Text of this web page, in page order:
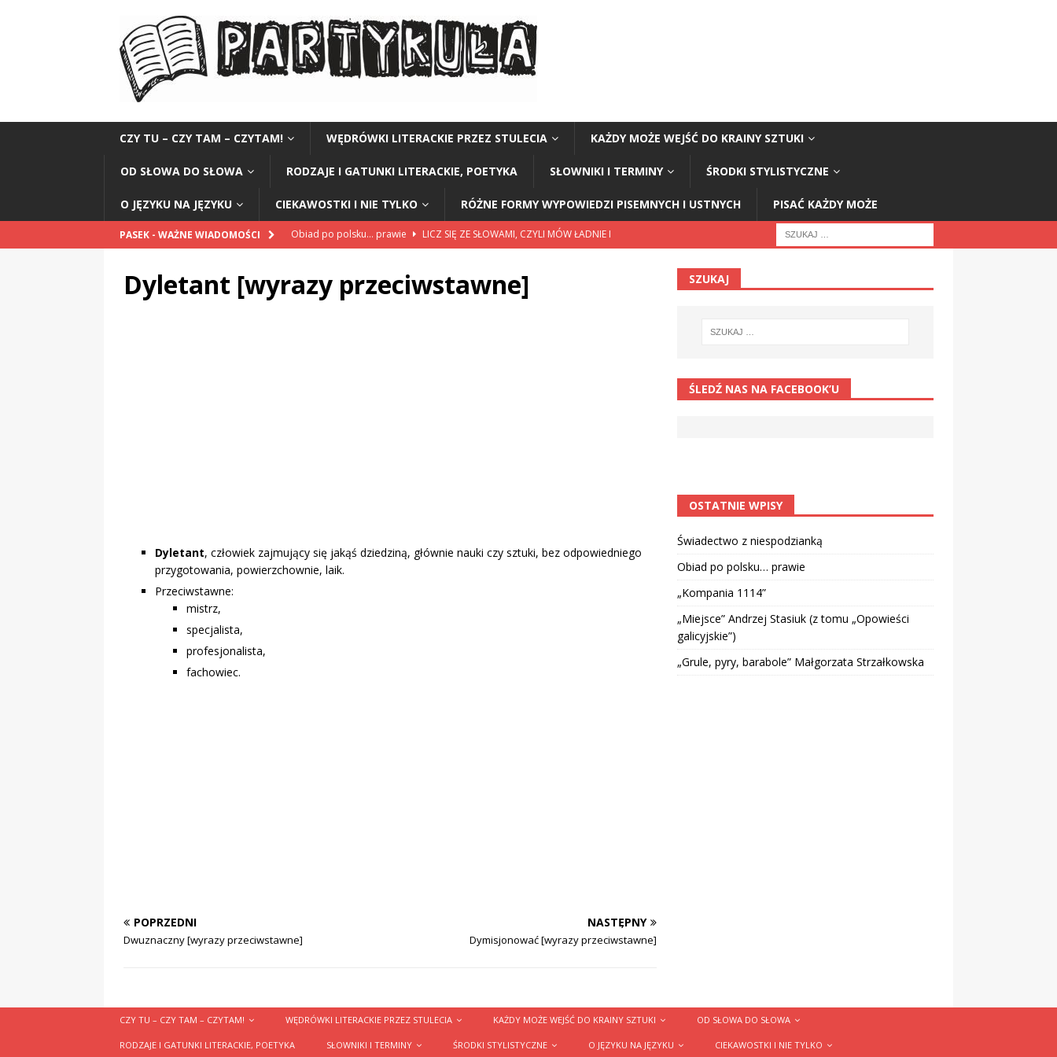
CZY TU – CZY TAM – CZYTAM! WĘDRÓWKI LITERACKIE PRZEZ STULECIA KAŻDY MOŻE WEJŚĆ DO KRAINY SZTUKI
OD SŁOWA DO SŁOWA RODZAJE I GATUNKI LITERACKIE, POETYKA SŁOWNIKI I TERMINY ŚRODKI STYLISTYCZNE
O JĘZYKU NA JĘZYKU CIEKAWOSTKI I NIE TYLKO RÓŻNE FORMY WYPOWIEDZI PISEMNYCH I USTNYCH PISAĆ KAŻDY MOŻE
PASEK - WAŻNE WIADOMOŚCI Obiad po polsku… prawie
LICZ SIĘ ZE SŁOWAMI, CZYLI MÓW ŁADNIE I
„Kompania 1114”
CZY TU - CZY TAM - CZYTAM!
Dyletant [wyrazy przeciwstawne]
Dyletant, człowiek zajmujący się jakąś dziedziną, głównie nauki czy sztuki, bez odpowiedniego
przygotowania, powierzchownie, laik.
Przeciwstawne:
mistrz,
specjalista,
profesjonalista,
fachowiec.
POPRZEDNI
Dwuznaczny [wyrazy przeciwstawne]
NASTĘPNY
Dymisjonować [wyrazy przeciwstawne]
SZUKAJ
ŚLEDŹ NAS NA FACEBOOK’U
OSTATNIE WPISY
Świadectwo z niespodzianką
Obiad po polsku… prawie
„Kompania 1114”
„Miejsce” Andrzej Stasiuk (z tomu „Opowieści
galicyjskie”)
„Grule, pyry, barabole” Małgorzata Strzałkowska
CZY TU – CZY TAM – CZYTAM! WĘDRÓWKI LITERACKIE PRZEZ STULECIA KAŻDY MOŻE WEJŚĆ DO KRAINY SZTUKI OD SŁOWA DO SŁOWA
RODZAJE I GATUNKI LITERACKIE, POETYKA SŁOWNIKI I TERMINY ŚRODKI STYLISTYCZNE O JĘZYKU NA JĘZYKU CIEKAWOSTKI I NIE TYLKO